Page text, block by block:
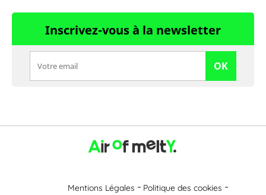
Inscrivez-vous à la newsletter
OK
Mentions Légales
Politique des cookies